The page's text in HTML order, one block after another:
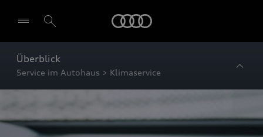
Überblick
Service im Autohaus > Klimaservice